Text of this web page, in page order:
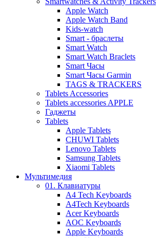
Apple Watch
Apple Watch Band
Kids-watch
Smart - браслеты
Smart Watch
Smart Watch Braclets
Smart Часы
Smart Часы Garmin
TAGS & TRACKERS
Tablets Accessories
Tablets accessories APPLE
Гаджеты
Tablets
Apple Tablets
CHUWI Tablets
Lenovo Tablets
Samsung Tablets
Xiaomi Tablets
Мультимедия
01. Клавиатуры
A4 Tech Keyboards
A4Tech Keyboards
Acer Keyboards
AOC Keyboards
Apple Keyboards